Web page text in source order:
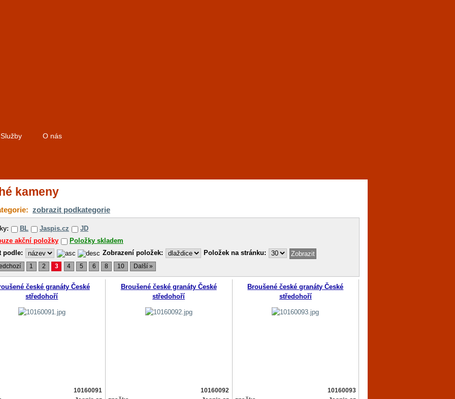
Služby O nás
kameny
zobrazit podkategorie
BL Jaspis.cz
JD
akční položky
Položky skladem
podle:
Zobrazení položek: Položek na stránku:
1 2 3 4 5 6 8 10 Další »
české granáty České
středohoří
10160091
Broušené české granáty České
středohoří
10160092
Broušené české granáty České
středohoří
10160093